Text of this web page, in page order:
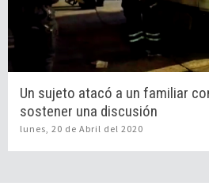
Un sujeto atacó a un familiar
sostener una discusión
lunes, 20 de Abril del 2020